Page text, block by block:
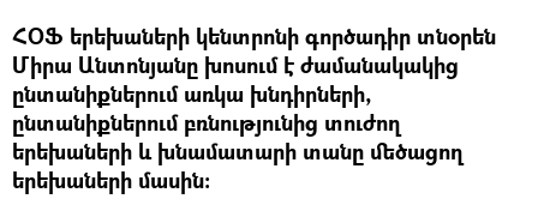
ՀՕՖ երեխաների կենտրոնի գործադիր տնօրեն
Միրա Անտոնյանը խոսում է ժամանակակից
ընտանիքներում առկա խնդիրների,
ընտանիքներում բռնությունից տուժող
երեխաների և խնամատարի տանը մեծացող
երեխաների մասին: